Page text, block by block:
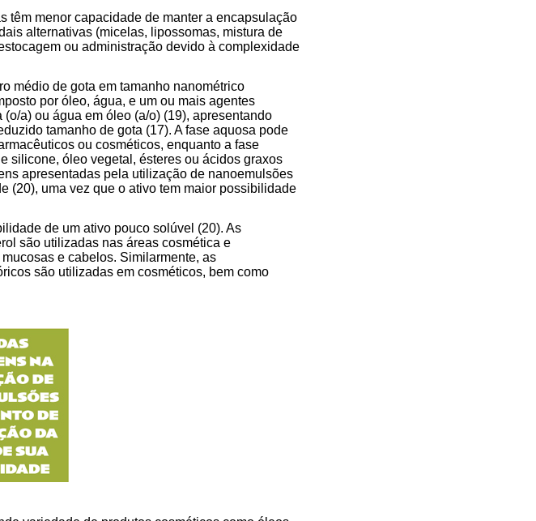
menor capacidade de manter a encapsulação
alternativas (micelas, lipossomas, mistura de
ou administração devido à complexidade
médio de gota em tamanho nanométrico
por óleo, água, e um ou mais agentes
a) ou água em óleo (a/o) (19), apresentando
tamanho de gota (17). A fase aquosa pode
ou cosméticos, enquanto a fase
silicone, óleo vegetal, ésteres ou ácidos graxos
apresentadas pela utilização de nanoemulsões
(20), uma vez que o ativo tem maior possibilidade
de um ativo pouco solúvel (20). As
são utilizadas nas áreas cosmética e
e cabelos. Similarmente, as
são utilizadas em cosméticos, bem como